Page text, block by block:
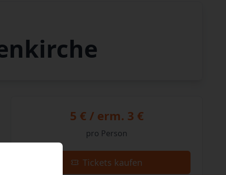
5 € / erm. 3 €
pro Person
Tickets kaufen